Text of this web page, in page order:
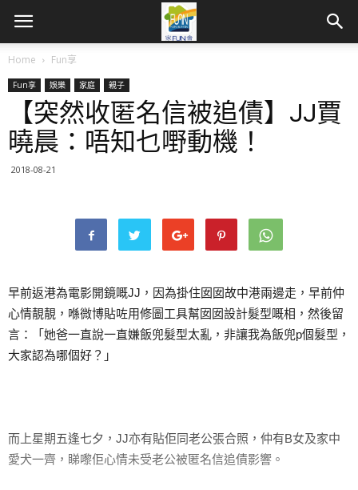
Home Fun享
Fun享 娛樂 家庭 親子
【突然收匿名信被追債】JJ賈
曉晨：唔知乜嘢動機！
2018-08-21
早前返港為電影開鏡嘅JJ，因為掛住囡囡故中港兩邊走，早前仲
心情靚靚，喺微博貼咗用修圖工具幫囡囡設計髮型嘅相，然後留
言：「她爸一直說一直嫌飯兜髮型太亂，非讓我為飯兜p個髮型，
大家認為哪個好？」
而上星期五逢七夕，JJ亦有貼佢同老公張合照，仲有B女及家中
愛犬一齊，睇嚟佢心情未受老公被匿名信追債影響。